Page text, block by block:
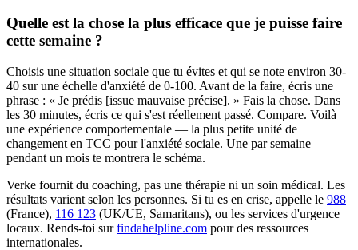
Quelle est la chose la plus efficace que je puisse faire
cette semaine ?
Choisis une situation sociale que tu évites et qui se note environ 30-
40 sur une échelle d'anxiété de 0-100. Avant de la faire, écris une
phrase : « Je prédis [issue mauvaise précise]. » Fais la chose. Dans
les 30 minutes, écris ce qui s'est réellement passé. Compare. Voilà
une expérience comportementale — la plus petite unité de
changement en TCC pour l'anxiété sociale. Une par semaine
pendant un mois te montrera le schéma.
Verke fournit du coaching, pas une thérapie ni un soin médical. Les
résultats varient selon les personnes. Si tu es en crise, appelle le 988
(France), 116 123 (UK/UE, Samaritans), ou les services d'urgence
locaux. Rends-toi sur findahelpline.com pour des ressources
internationales.